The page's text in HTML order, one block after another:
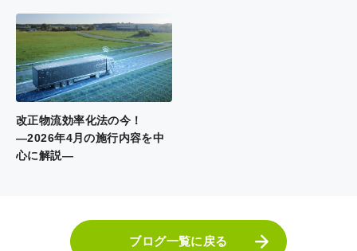
改正物流効率化法の今！
―2026年4月の施行内容を中
心に解説―
ブログ一覧に戻る